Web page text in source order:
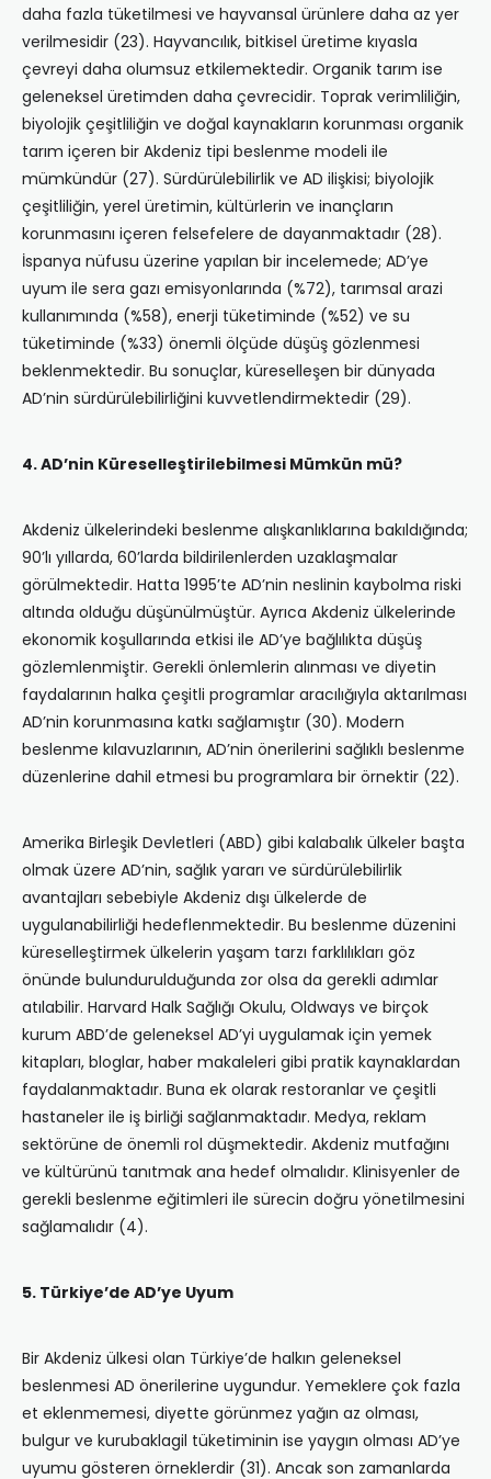
daha fazla tüketilmesi ve hayvansal ürünlere daha az yer
verilmesidir (23). Hayvancılık, bitkisel üretime kıyasla
çevreyi daha olumsuz etkilemektedir. Organik tarım ise
geleneksel üretimden daha çevrecidir. Toprak verimliliğin,
biyolojik çeşitliliğin ve doğal kaynakların korunması organik
tarım içeren bir Akdeniz tipi beslenme modeli ile
mümkündür (27). Sürdürülebilirlik ve AD ilişkisi; biyolojik
çeşitliliğin, yerel üretimin, kültürlerin ve inançların
korunmasını içeren felsefelere de dayanmaktadır (28).
İspanya nüfusu üzerine yapılan bir incelemede; AD’ye
uyum ile sera gazı emisyonlarında (%72), tarımsal arazi
kullanımında (%58), enerji tüketiminde (%52) ve su
tüketiminde (%33) önemli ölçüde düşüş gözlenmesi
beklenmektedir. Bu sonuçlar, küreselleşen bir dünyada
AD’nin sürdürülebilirliğini kuvvetlendirmektedir (29).
4. AD’nin Küreselleştirilebilmesi Mümkün mü?
Akdeniz ülkelerindeki beslenme alışkanlıklarına bakıldığında;
90’lı yıllarda, 60’larda bildirilenlerden uzaklaşmalar
görülmektedir. Hatta 1995’te AD’nin neslinin kaybolma riski
altında olduğu düşünülmüştür. Ayrıca Akdeniz ülkelerinde
ekonomik koşullarında etkisi ile AD’ye bağlılıkta düşüş
gözlemlenmiştir. Gerekli önlemlerin alınması ve diyetin
faydalarının halka çeşitli programlar aracılığıyla aktarılması
AD’nin korunmasına katkı sağlamıştır (30). Modern
beslenme kılavuzlarının, AD’nin önerilerini sağlıklı beslenme
düzenlerine dahil etmesi bu programlara bir örnektir (22).
Amerika Birleşik Devletleri (ABD) gibi kalabalık ülkeler başta
olmak üzere AD’nin, sağlık yararı ve sürdürülebilirlik
avantajları sebebiyle Akdeniz dışı ülkelerde de
uygulanabilirliği hedeflenmektedir. Bu beslenme düzenini
küreselleştirmek ülkelerin yaşam tarzı farklılıkları göz
önünde bulundurulduğunda zor olsa da gerekli adımlar
atılabilir. Harvard Halk Sağlığı Okulu, Oldways ve birçok
kurum ABD’de geleneksel AD’yi uygulamak için yemek
kitapları, bloglar, haber makaleleri gibi pratik kaynaklardan
faydalanmaktadır. Buna ek olarak restoranlar ve çeşitli
hastaneler ile iş birliği sağlanmaktadır. Medya, reklam
sektörüne de önemli rol düşmektedir. Akdeniz mutfağını
ve kültürünü tanıtmak ana hedef olmalıdır. Klinisyenler de
gerekli beslenme eğitimleri ile sürecin doğru yönetilmesini
sağlamalıdır (4).
5. Türkiye’de AD’ye Uyum
Bir Akdeniz ülkesi olan Türkiye’de halkın geleneksel
beslenmesi AD önerilerine uygundur. Yemeklere çok fazla
et eklenmemesi, diyette görünmez yağın az olması,
bulgur ve kurubaklagil tüketiminin ise yaygın olması AD’ye
uyumu gösteren örneklerdir (31). Ancak son zamanlarda